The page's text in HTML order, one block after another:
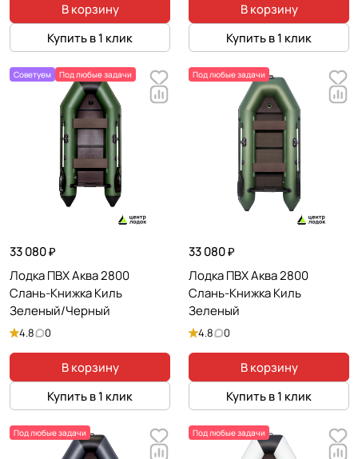
В корзину
Купить в 1 клик
В корзину
Купить в 1 клик
Советуем Под любые задачи
33 080 ₽
Лодка ПВХ Аква 2800
Слань-Книжка Киль
Зеленый/Черный
4.8 0
В корзину
Купить в 1 клик
Под любые задачи
33 080 ₽
Лодка ПВХ Аква 2800
Слань-Книжка Киль
Зеленый
4.8 0
В корзину
Купить в 1 клик
Под любые задачи Под любые задачи